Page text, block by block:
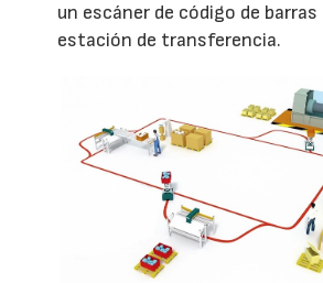
un escáner de código de barras
estación de transferencia.